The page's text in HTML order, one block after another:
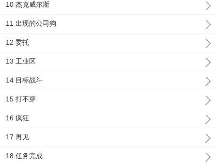
10 杰克威尔斯
11 出现的公司狗
12 委托
13 工业区
14 目标战斗
15 打不穿
16 疯狂
17 再见
18 任务完成